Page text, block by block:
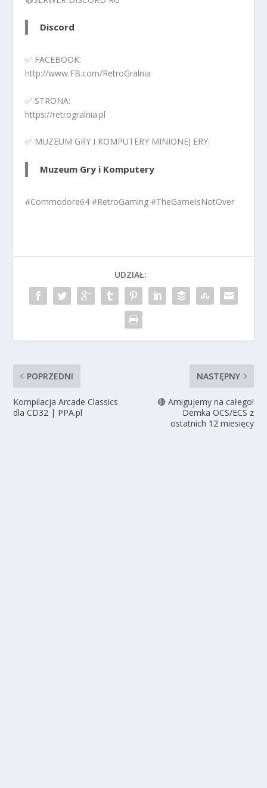
Discord
✅ FACEBOOK:
http://www.FB.com/RetroGralnia
✅ STRONA:
https://retrogralnia.pl
✅ MUZEUM GRY I KOMPUTERY MINIONEJ ERY:
Muzeum Gry i Komputery
#Commodore64 #RetroGaming #TheGameIsNotOver
UDZIAŁ:
POPRZEDNI
Kompilacja Arcade Classics
dla CD32 | PPA.pl
NASTĘPNY
🔴 Amigujemy na całego!
Demka OCS/ECS z
ostatnich 12 miesięcy